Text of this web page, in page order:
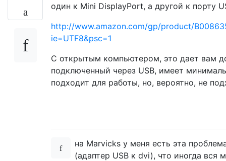
один к Mini DisplayPort, а другой к порту
http://www.amazon.com/gp/product/
ie=UTF8&psc=1
С открытым компьютером, это дает вам
подключенный через USB, имеет
подходит для работы, но, вероятно, не
на Marvicks у меня есть эта
(адаптер USB к dvi), что иногда вся